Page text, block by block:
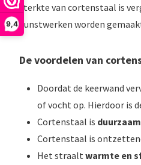
9,4
sterkte van cortenstaal is
kunstwerken worden
De voordelen van
Doordat de keerwand
of vocht op. Hierdoor is
Cortenstaal is duurzaam
Cortenstaal is
Het straalt warmte en